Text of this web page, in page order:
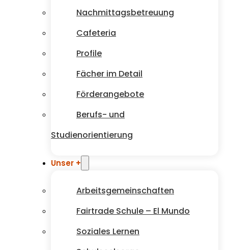
Nachmittagsbetreuung
Cafeteria
Profile
Fächer im Detail
Förderangebote
Berufs- und
Studienorientierung
Unser +
Arbeitsgemeinschaften
Fairtrade Schule – El Mundo
Soziales Lernen